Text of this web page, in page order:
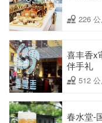
226 公
喜丰香x
伴手礼
512 公
春水堂-